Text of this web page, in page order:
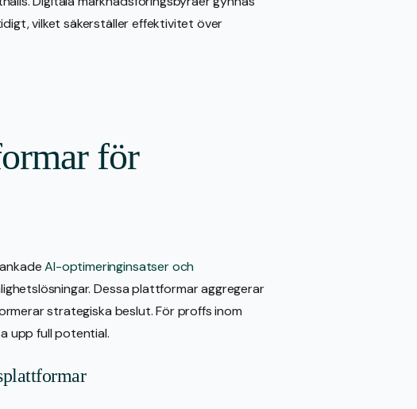
vilket säkerställer effektivitet över
för
AI-optimeringinsatser och
Dessa plattformar aggregerar
strategiska beslut. För proffs inom
upp full potential.